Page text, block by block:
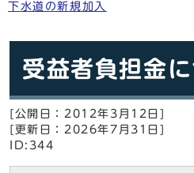
下水道の新規加入
受益者負担金
[公開日：2012年3月12日]
[更新日：2026年7月31日]
ID:344